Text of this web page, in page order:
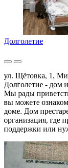
Долголетие
ул. Щётовка, 1,
Долголетие - дом
Мы рады
вы можете
доме. Дом
организация, где
поддержки или